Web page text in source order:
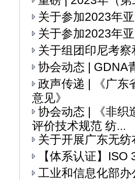
关于参加2023年
关于参加2023年
关于组团印尼考
协会动态 | GDNA
政声传递 | 《广东
意见》
协会动态 | 《非织
评价技术规范 纺...
关于开展广东无
【体系认证】
工业和信息化部